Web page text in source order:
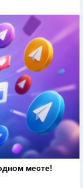
месте!